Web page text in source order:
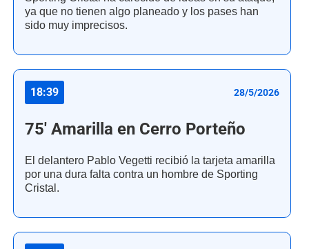
ya que no tienen algo planeado y los pases han
sido muy imprecisos.
18:39 28/5/2026
75' Amarilla en Cerro Porteño
El delantero Pablo Vegetti recibió la tarjeta amarilla
por una dura falta contra un hombre de Sporting
Cristal.